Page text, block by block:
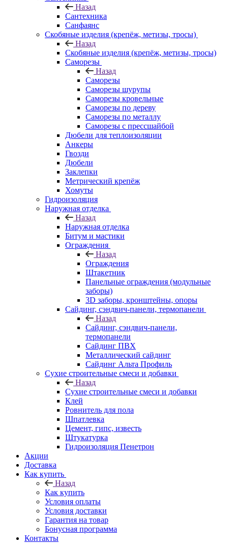
Назад
Сантехника
Санфаянс
Скобяные изделия (крепёж, метизы, тросы)
Назад
Скобяные изделия (крепёж, метизы, тросы)
Саморезы
Назад
Саморезы
Саморезы шурупы
Саморезы кровельные
Саморезы по дереву
Саморезы по металлу
Саморезы с прессшайбой
Дюбели для теплоизоляции
Анкеры
Гвозди
Дюбели
Заклепки
Метрический крепёж
Хомуты
Гидроизоляция
Наружная отделка
Назад
Наружная отделка
Битум и мастики
Ограждения
Назад
Ограждения
Штакетник
Панельные ограждения (модульные
заборы)
3D заборы, кронштейны, опоры
Cайдинг, сэндвич-панели, термопанели
Назад
Cайдинг, сэндвич-панели,
термопанели
Сайдинг ПВХ
Металлический сайдинг
Сайдинг Альта Профиль
Сухие строительные смеси и добавки
Назад
Сухие строительные смеси и добавки
Клей
Ровнитель для пола
Шпатлевка
Цемент, гипс, известь
Штукатурка
Гидроизоляция Пенетрон
Акции
Доставка
Как купить
Назад
Как купить
Условия оплаты
Условия доставки
Гарантия на товар
Бонусная программа
Контакты